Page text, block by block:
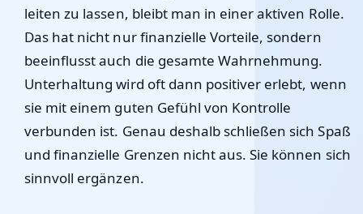
leiten zu lassen, bleibt man in einer aktiven Rolle.
Das hat nicht nur finanzielle Vorteile, sondern
beeinflusst auch die gesamte Wahrnehmung.
Unterhaltung wird oft dann positiver erlebt, wenn
sie mit einem guten Gefühl von Kontrolle
verbunden ist. Genau deshalb schließen sich Spaß
und finanzielle Grenzen nicht aus. Sie können sich
sinnvoll ergänzen.